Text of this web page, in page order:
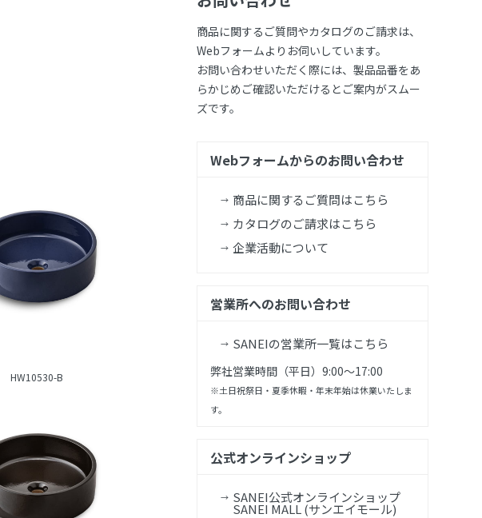
HW10530-B
商品に関するご質問やカタログのご請求は、
Webフォームよりお伺いしています。
お問い合わせいただく際には、製品品番をあ
らかじめご確認いただけるとご案内がスムー
ズです。
Webフォームからのお問い合わせ
商品に関するご質問はこちら
カタログのご請求はこちら
企業活動について
営業所へのお問い合わせ
SANEIの営業所一覧はこちら
弊社営業時間（平日）9:00～17:00
※土日祝祭日・夏季休暇・年末年始は休業いたしま
す。
公式オンラインショップ
SANEI公式オンラインショップ
SANEI MALL (サンエイモール)